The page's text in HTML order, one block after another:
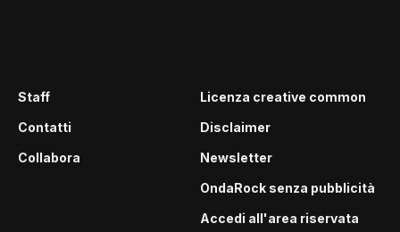
Staff
Contatti
Collabora
Licenza creative common
Disclaimer
Newsletter
OndaRock senza pubblicità
Accedi all'area riservata